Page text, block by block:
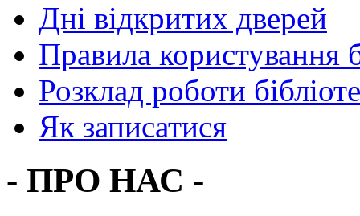
Дні відкритих дверей
Правила користування
Розклад роботи
Як записатися
- ПРО НАС -